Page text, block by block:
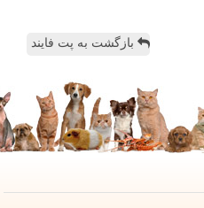
بازگشت به پت فایند